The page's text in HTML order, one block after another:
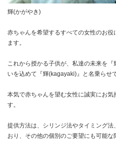
輝(かがやき)
赤ちゃんを希望するすべての女性のお
ます。
これから授かる子供が、私達の未来を
いを込めて『輝(kagayaki)』と名乗らせ
本気で赤ちゃんを望む女性に誠実にお気
す。
提供方法は、シリンジ法やタイミング
おり、その他の個別のご要望にも可能な